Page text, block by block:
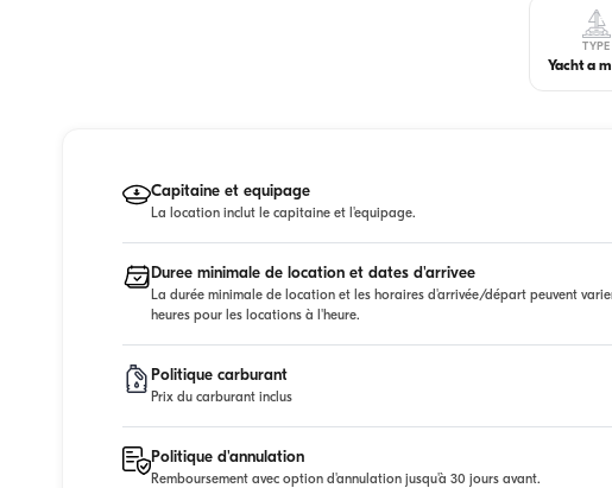
TYPE
Yacht a
Capitaine et equipage
La location inclut le capitaine et l'equipage.
Duree minimale de location et dates d'arrivee
La durée minimale de location et les horaires d'arrivée/départ peuvent
heures pour les locations à l'heure.
Politique carburant
Prix du carburant inclus
Politique d'annulation
Remboursement avec option d'annulation jusqu'à 30 jours avant.